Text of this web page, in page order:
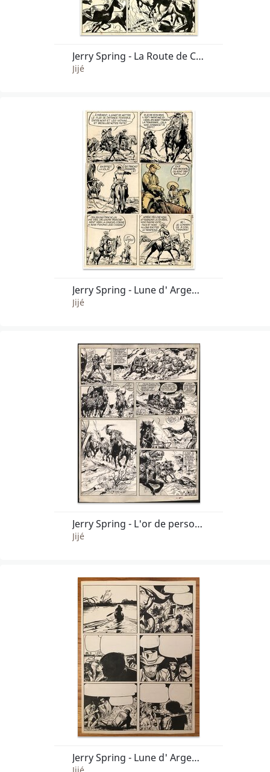
Jerry Spring - La Route de Coronado
Jijé
Jerry Spring - Lune d' Argent (t.3 pl.9)
Jijé
Jerry Spring - L'or de personne (pl. 17)
Jijé
Jerry Spring - Lune d' Argent (t.3 pl.42)